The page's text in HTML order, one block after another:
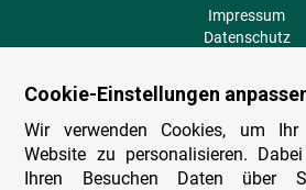
Impressum
Datenschutz
Versand und
Zahlungsarten
Herstellungsland
Widerruf
Cookie-Einstellungen
Wir verwenden Cookies, um
Website zu personalisieren.
Ihren Besuchen Daten über